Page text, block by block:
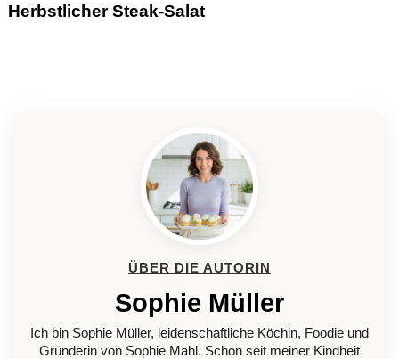
Herbstlicher Steak-Salat
ÜBER DIE AUTORIN
Sophie Müller
Ich bin Sophie Müller, leidenschaftliche Köchin, Foodie und
Gründerin von Sophie Mahl. Schon seit meiner Kindheit